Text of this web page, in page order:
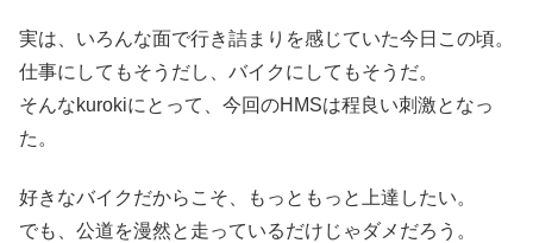
実は、いろんな面で行き詰まりを感じていた今日この頃。
仕事にしてもそうだし、バイクにしてもそうだ。
そんなkurokiにとって、今回のHMSは程良い刺激となっ
た。
好きなバイクだからこそ、もっともっと上達したい。
でも、公道を漫然と走っているだけじゃダメだろう。